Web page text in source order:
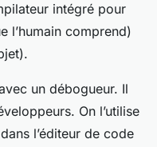
intégré pour
l’humain comprend)
un débogueur. Il
On l’utilise
l’éditeur de code